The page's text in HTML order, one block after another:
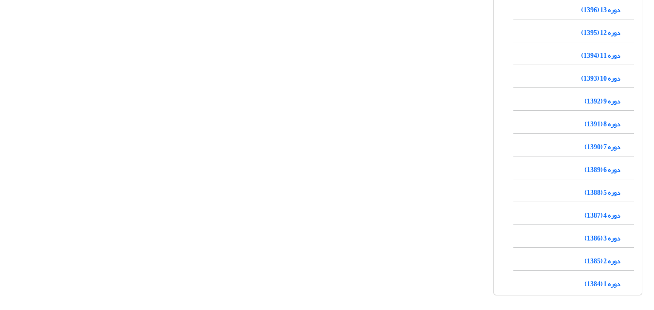
دوره 13 (1396)
دوره 12 (1395)
دوره 11 (1394)
دوره 10 (1393)
دوره 9 (1392)
دوره 8 (1391)
دوره 7 (1390)
دوره 6 (1389)
دوره 5 (1388)
دوره 4 (1387)
دوره 3 (1386)
دوره 2 (1385)
دوره 1 (1384)